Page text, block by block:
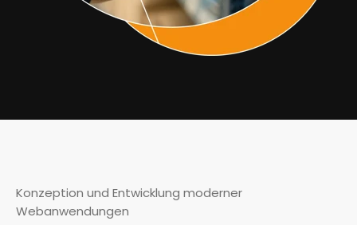
Konzeption und Entwicklung moderner
Webanwendungen